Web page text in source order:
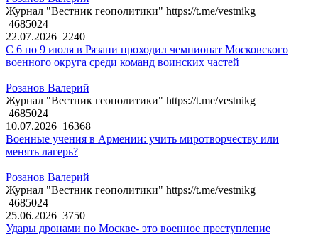
Журнал "Вестник геополитики" https://t.me/vestnikg
4685024
22.07.2026 2240
С 6 по 9 июля в Рязани проходил чемпионат Московского
военного округа среди команд воинских частей
Розанов Валерий
Журнал "Вестник геополитики" https://t.me/vestnikg
4685024
10.07.2026 16368
Военные учения в Армении: учить миротворчеству или
менять лагерь?
Розанов Валерий
Журнал "Вестник геополитики" https://t.me/vestnikg
4685024
25.06.2026 3750
Удары дронами по Москве- это военное преступление